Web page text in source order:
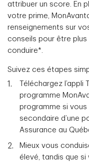
attribuer un score. En
votre prime,
renseignements sur
conseils pour être
conduire*.
Suivez ces étapes
Téléchargez
programme
programme si
secondaire d’une
Assurance au
Mieux vous
élevé, tandis que si